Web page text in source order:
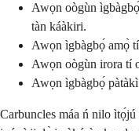
Awọn oògùn
tàn káàkiri.
Awọn ìgbàgbọ́ amọ̀
Awọn oògùn irora tí
Awọn ìgbàgbọ́
Carbuncles máa ń nilo